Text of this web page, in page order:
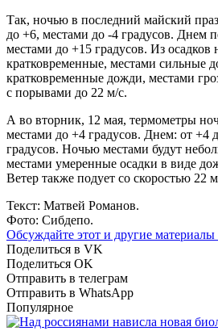
Так, ночью в последний майский
до +6, местами до -4 градусов. Днем
местами до +15 градусов. Из
кратковременные, местами сильные
кратковременные дожди, местами
с порывами до 22 м/с.
А во вторник, 12 мая, термометры
местами до +4 градусов. Днем: от +4
градусов. Ночью местами будут
местами умеренные осадки в виде
Ветер также подует со скоростью 22
Текст: Матвей Романов.
Фото: Сибдепо.
Обсуждайте этот и другие материалы
Поделиться в VK
Поделиться OK
Отправить в телеграм
Отправить в WhatsApp
Популярное